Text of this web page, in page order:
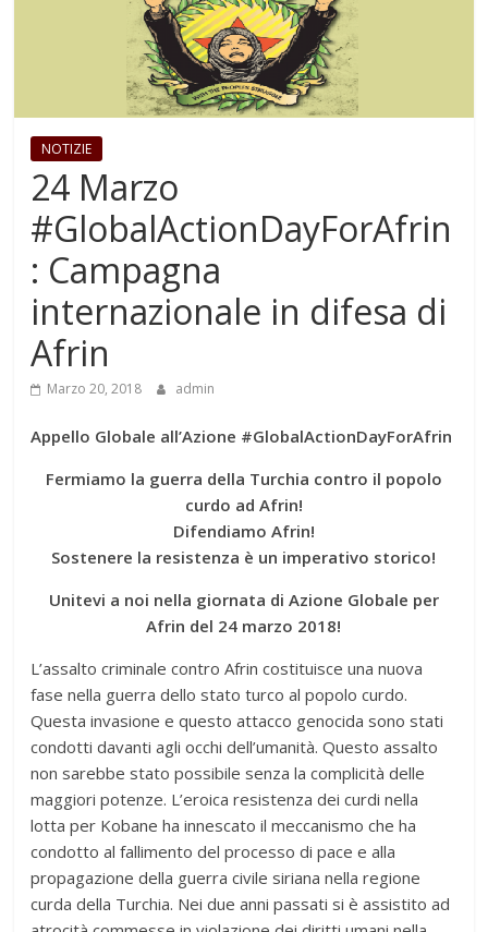
NOTIZIE
24 Marzo
#GlobalActionDayForAfrin
: Campagna
internazionale in difesa di
Afrin
Marzo 20, 2018 admin
Appello Globale all’Azione #GlobalActionDayForAfrin
Fermiamo la guerra della Turchia contro il popolo
curdo ad Afrin!
Difendiamo Afrin!
Sostenere la resistenza è un imperativo storico!
Unitevi a noi nella giornata di Azione Globale per
Afrin del 24 marzo 2018!
L’assalto criminale contro Afrin costituisce una nuova
fase nella guerra dello stato turco al popolo curdo.
Questa invasione e questo attacco genocida sono stati
condotti davanti agli occhi dell’umanità. Questo assalto
non sarebbe stato possibile senza la complicità delle
maggiori potenze. L’eroica resistenza dei curdi nella
lotta per Kobane ha innescato il meccanismo che ha
condotto al fallimento del processo di pace e alla
propagazione della guerra civile siriana nella regione
curda della Turchia. Nei due anni passati si è assistito ad